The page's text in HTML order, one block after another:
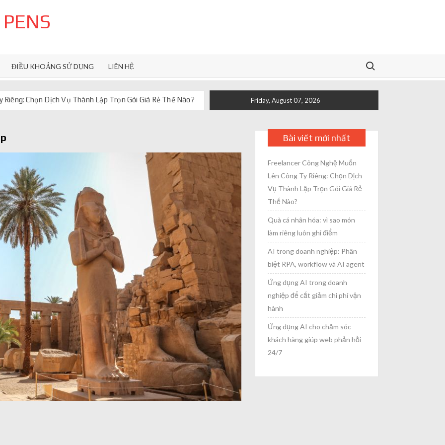
ĐIỀU KHOẢNG SỬ DỤNG LIÊN HỆ
Search for:
Chọn Dịch Vụ Thành Lập Trọn Gói Giá Rẻ Thế Nào?
và AI agent
web phản hồi 24/7
thống ra sao
Friday, August 07, 2026
Bài viết mới nhất
Freelancer Công Nghệ Muốn
Lên Công Ty Riêng: Chọn Dịch
Vụ Thành Lập Trọn Gói Giá Rẻ
Thế Nào?
Quà cá nhân hóa: vì sao món
làm riêng luôn ghi điểm
AI trong doanh nghiệp: Phân
biệt RPA, workflow và AI agent
Ứng dụng AI trong doanh
nghiệp để cắt giảm chi phí vận
hành
Ứng dụng AI cho chăm sóc
khách hàng giúp web phản hồi
24/7